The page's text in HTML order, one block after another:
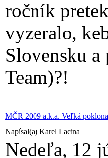
ročník
vyzeralo,
Slovensku
Team)?!
MČR 2009 a.k.a. Veľká
Napísal(a) Karel Lacina
Nedeľa, 12